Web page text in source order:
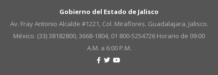
Gobierno del Estado de Jalisco
Av. Fray Antonio Alcalde #1221, Col. Miraflores. Guadalajara, Jalisco.
México. (33) 38182800, 3668-1804, 01 800-5254726 Horario de 09:00
A.M. a 6:00 P.M.